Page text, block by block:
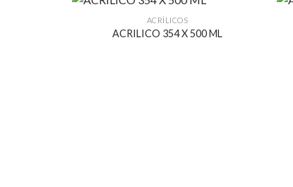
ACRÍLICOS
ACRILICO 354 X 500 ML